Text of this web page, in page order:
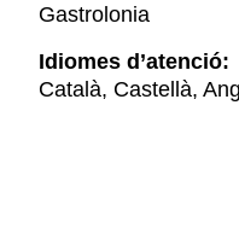
Gastrolonia
Idiomes d’atenció:
Català, Castellà,